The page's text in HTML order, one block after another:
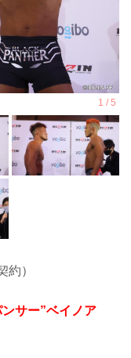
約）
サー”ベイノア